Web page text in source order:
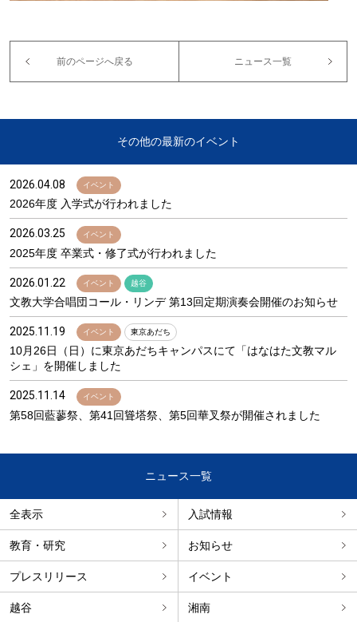
前のページへ戻る ニュース一覧
その他の最新のイベント
2026.04.08 イベント
2026年度 入学式が行われました
2026.03.25 イベント
2025年度 卒業式・修了式が行われました
2026.01.22 イベント 越谷
文教大学合唱団コール・リンデ 第13回定期演奏会開催のお知らせ
2025.11.19 イベント 東京あだち
10月26日（日）に東京あだちキャンパスにて「はなはた文教マル
シェ」を開催しました
2025.11.14 イベント
第58回藍蓼祭、第41回聳塔祭、第5回華叉祭が開催されました
ニュース一覧
全表示 入試情報
教育・研究 お知らせ
プレスリリース イベント
越谷 湘南